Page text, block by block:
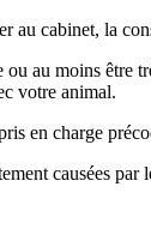
au cabinet, la
au moins être
votre animal.
en charge
causées par